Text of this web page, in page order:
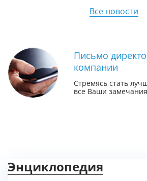
Все новости
Письмо
компании
Стремясь стать
все Ваши
Энциклопедия